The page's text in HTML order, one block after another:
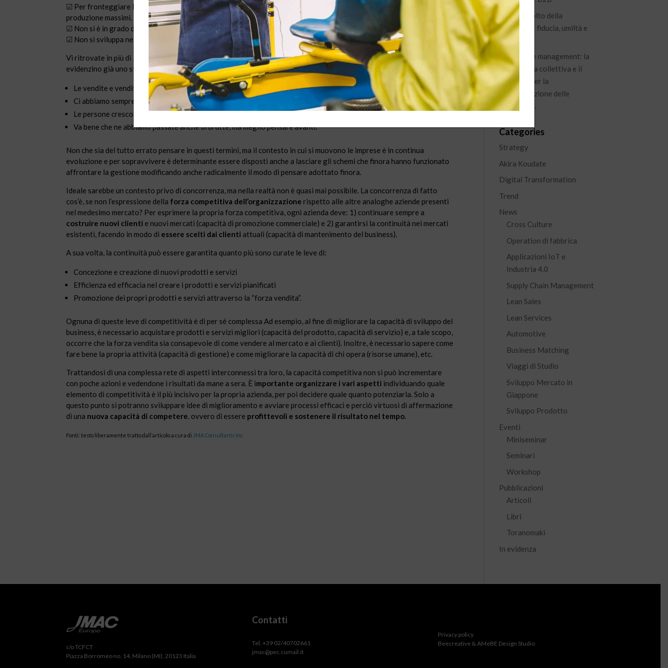
☑ Per fronteggiare la carenza di personale e tempi di consegna brevi, si attivano risorse capaci di gestire volumi di
produzione massimi.
☑ Non si è in grado di elaborareindici di produttività operativa, efficienza e rendimento.
☑ Non si sviluppa nei lavoratori una
cultura del miglioramento
Vi ritrovate in più di 5 di queste situazioni? Allora non è improbabile che i risultati di esercizio della vostra impresa
evidenzino già uno stato di perdita o ne comportino il rischio. Avrete pensato:
Le vendite e vendite aumenteranno…
Ci abbiamo sempre saputo fare con i clienti. Ci vuole pazienza. Le cose torneranno a posto.
Le persone crescono, non devono essere formate.
Va bene che ne abbiamo passate anche di brutte, ma meglio pensare avanti.
Non che sia del tutto errato pensare in questi termini, ma il contesto in cui si muovono le imprese è in continua
evoluzione e per sopravvivere è determinante essere disposti anche a lasciare gli schemi che finora hanno funzionato
affrontare la gestione modificando anche radicalmente il modo di pensare adottato finora.
Ideale sarebbe un contesto privo di concorrenza, ma nella realtà non è quasi mai possibile. La concorrenza di fatto
cos’è, se non l’espressione della forza competitiva dell’organizzazione rispetto alle altre analoghe aziende presenti
nel medesimo mercato? Per esprimere la propria forza competitiva, ogni azienda deve: 1) continuare sempre a
costruire nuovi clienti e nuovi mercati (capacità di promozione commerciale) e 2) garantirsi la continuità nei mercati
esistenti, facendo in modo di essere scelti dai clienti attuali (capacità di mantenimento del business).
A sua volta, la continuità può essere garantita quanto più sono curate le leve di:
Concezione e creazione di nuovi prodotti e servizi
Efficienza ed efficacia nel creare i prodotti e servizi pianificati
Promozione dei propri prodotti e servizi attraverso la “forza vendita”.
Ognuna di queste leve di competitività è di per sé complessa Ad esempio, al fine di migliorare la capacità di sviluppo del
business, è necessario acquistare prodotti e servizi migliori (capacità del prodotto, capacità di servizio) e, a tale scopo,
occorre che la forza vendita sia consapevole di come vendere al mercato e ai clienti). Inoltre, è necessario sapere come
fare bene la propria attività (capacità di gestione) e come migliorare la capacità di chi opera (risorse umane), etc.
Trattandosi di una complessa rete di aspetti interconnessi tra loro, la capacità competitiva non si può incrementare
con poche azioni e vedendone i risultati da mane a sera. È importante organizzare i vari aspetti individuando quale
elemento di competitività è il più incisivo per la propria azienda, per poi decidere quale quanto potenziarla. Solo a
questo punto si potranno sviluppare idee di miglioramento e avviare processi efficaci e perciò virtuosi di affermazione
di una nuova capacità di competere. ovvero di essere profittevoli e sostenere il risultato nel tempo.
Fonti: testo liberamente tratto dall’articolo a cura di JMA Consultants Inc.
Il nuovo volto della
leadership: fiducia, umiltà e
visione
Knowledge management: la
conoscenza collettiva e il
percorso per la
capitalizzazione delle
esperienze.
Categories
Strategy
Akira Koudate
Digital Transformation
Trend
News
Cross Culture
Operation di fabbrica
Applicazioni IoT e
Industria 4.0
Supply Chain Management
Lean Sales
Lean Services
Automotive
Business Matching
Viaggi di Studio
Sviluppo Mercato in
Giappone
Sviluppo Prodotto
Eventi
Miniseminar
Seminari
Workshop
Pubblicazioni
Articoli
Libri
Toranomaki
In evidenza
c/o TCFCT
Piazza Borromeo no. 14, Milano (MI), 20123 Italia
Contatti
Tel. +39 02/40702661
jmac@pec.cumail.it
Privacy policy
Beecreative & AMeBE Design Studio